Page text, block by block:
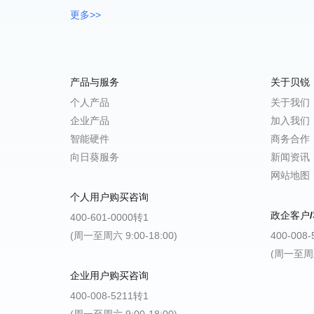
更多>>
产品与服务
个人产品
企业产品
智能硬件
向日葵服务
个人用户购买咨询
400-601-0000转1
(周一至周六 9:00-18:00)
企业用户购买咨询
400-008-5211转1
关于贝锐
关于我们
加入我们
商务合作
新闻资讯
网站地图
政企客户
400-008-
(周一至